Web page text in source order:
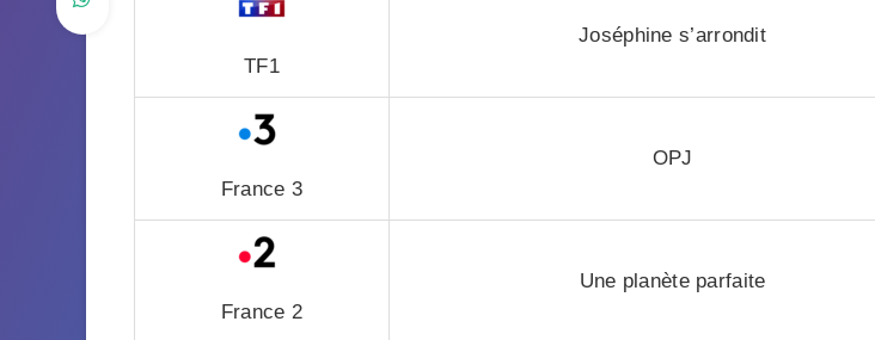
TF1
Joséphine s’arrondit
France 3
OPJ
France 2
Une planète parfaite